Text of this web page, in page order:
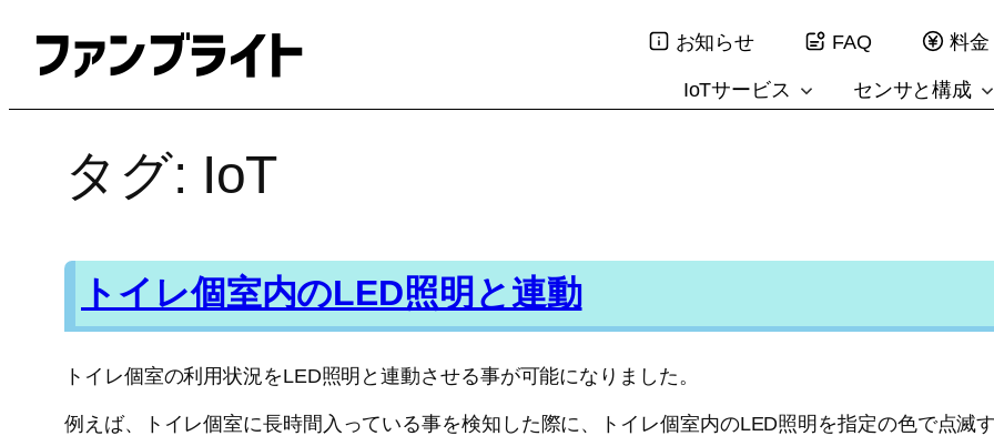
ス
お知らせ FAQ 料金
IoTサービス センサと構成
タグ: IoT
トイレ個室内のLED照明と連動
トイレ個室の利用状況をLED照明と連動させる事が可能になりました。
例えば、トイレ個室に長時間入っている事を検知した際に、トイレ個室内のLED照明を指定の色で点滅